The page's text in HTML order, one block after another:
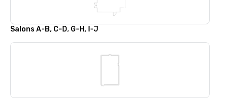
Salons A-B, C-D, G-H, I-J